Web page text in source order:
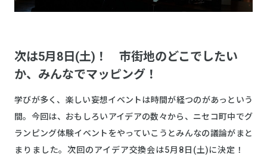
次は5月8日(土)！ 市街地のどこでしたい
か、みんなでマッピング！
学びが多く、楽しい妄想イベントは時間が経つのがあっという
間。今回は、おもしろいアイデアの数々から、ニセコ町中でグ
ランピング体験イベントをやっていこうとみんなの議論がまと
まりました。次回のアイデア交換会は5月8日(土)に決定！